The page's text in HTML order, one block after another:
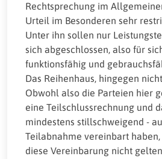
Rechtsprechung im
Urteil im Besonderen sehr
Unter ihn sollen nur
sich abgeschlossen, also für
funktionsfähig und
Das Reihenhaus, hingegen
Obwohl also die Parteien hier
eine Teilschlussrechnung und
mindestens stillschweigend -
Teilabnahme vereinbart
diese Vereinbarung nicht